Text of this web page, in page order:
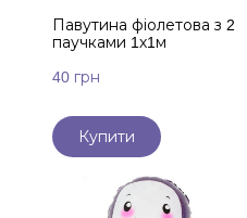
Павутина фіолетова з 2
паучками 1х1м
40 грн
Купити